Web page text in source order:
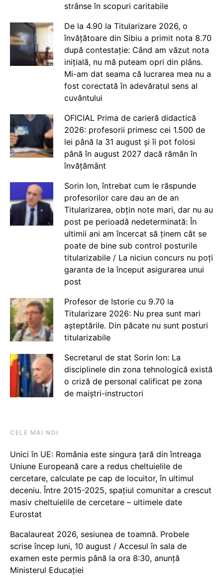
strânse în scopuri caritabile
De la 4.90 la Titularizare 2026, o
învățătoare din Sibiu a primit nota 8.70
după contestație: Când am văzut nota
inițială, nu mă puteam opri din plâns.
Mi-am dat seama că lucrarea mea nu a
fost corectată în adevăratul sens al
cuvântului
OFICIAL Prima de carieră didactică
2026: profesorii primesc cei 1.500 de
lei până la 31 august și îi pot folosi
până în august 2027 dacă rămân în
învățământ
Sorin Ion, întrebat cum le răspunde
profesorilor care dau an de an
Titularizarea, obțin note mari, dar nu au
post pe perioadă nedeterminată: În
ultimii ani am încercat să ținem cât se
poate de bine sub control posturile
titularizabile / La niciun concurs nu poți
garanta de la început asigurarea unui
post
Profesor de Istorie cu 9.70 la
Titularizare 2026: Nu prea sunt mari
așteptările. Din păcate nu sunt posturi
titularizabile
Secretarul de stat Sorin Ion: La
disciplinele din zona tehnologică există
o criză de personal calificat pe zona
de maiștri-instructori
CELE MAI NOI
Unici în UE: România este singura țară din întreaga
Uniune Europeană care a redus cheltuielile de
cercetare, calculate pe cap de locuitor, în ultimul
deceniu. Între 2015-2025, spațiul comunitar a crescut
masiv cheltuielile de cercetare – ultimele date
Eurostat
Bacalaureat 2026, sesiunea de toamnă. Probele
scrise încep luni, 10 august / Accesul în sala de
examen este permis până la ora 8:30, anunță
Ministerul Educației